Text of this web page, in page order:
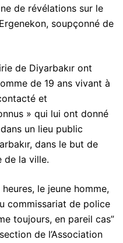
de révélations sur le
soupçonné de
de Diyarbakır ont
de 19 ans vivant à
et
» qui lui ont donné
un lieu public
dans le but de
de la ville.
le jeune homme,
commissariat de police
toujours, en pareil cas”
de l’Association